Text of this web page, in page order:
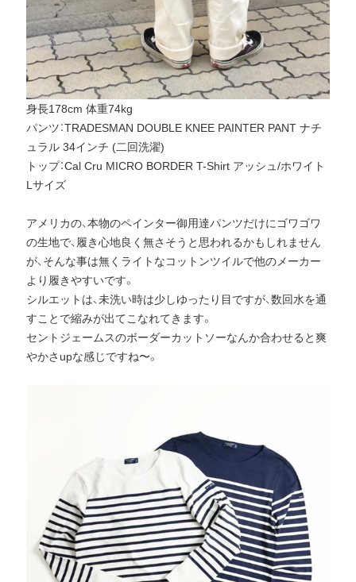
身長178cm 体重74kg
パンツ：TRADESMAN DOUBLE KNEE PAINTER PANT ナチ
ュラル 34インチ (二回洗濯)
トップ：Cal Cru MICRO BORDER T-Shirt アッシュ/ホワイト
Lサイズ
アメリカの、本物のペインター御用達パンツだけにゴワゴワ
の生地で、履き心地良く無さそうと思われるかもしれません
が、そんな事は無くライトなコットンツイルで他のメーカー
より履きやすいです。
シルエットは、未洗い時は少しゆったり目ですが、数回水を通
すことで縮みが出てこなれてきます。
セントジェームスのボーダーカットソーなんか合わせると爽
やかさupな感じですね〜。